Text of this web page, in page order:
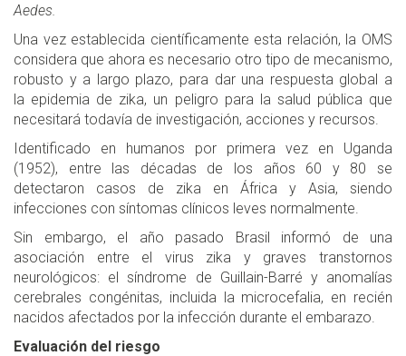
Aedes.
Una vez establecida científicamente esta relación, la OMS
considera que ahora es necesario otro tipo de mecanismo,
robusto y a largo plazo, para dar una respuesta global a
la epidemia de zika, un peligro para la salud pública que
necesitará todavía de investigación, acciones y recursos.
Identificado en humanos por primera vez en Uganda
(1952), entre las décadas de los años 60 y 80 se
detectaron casos de zika en África y Asia, siendo
infecciones con síntomas clínicos leves normalmente.
Sin embargo, el año pasado Brasil informó de una
asociación entre el virus zika y graves transtornos
neurológicos: el síndrome de Guillain-Barré y anomalías
cerebrales congénitas, incluida la microcefalia, en recién
nacidos afectados por la infección durante el embarazo.
Evaluación del riesgo